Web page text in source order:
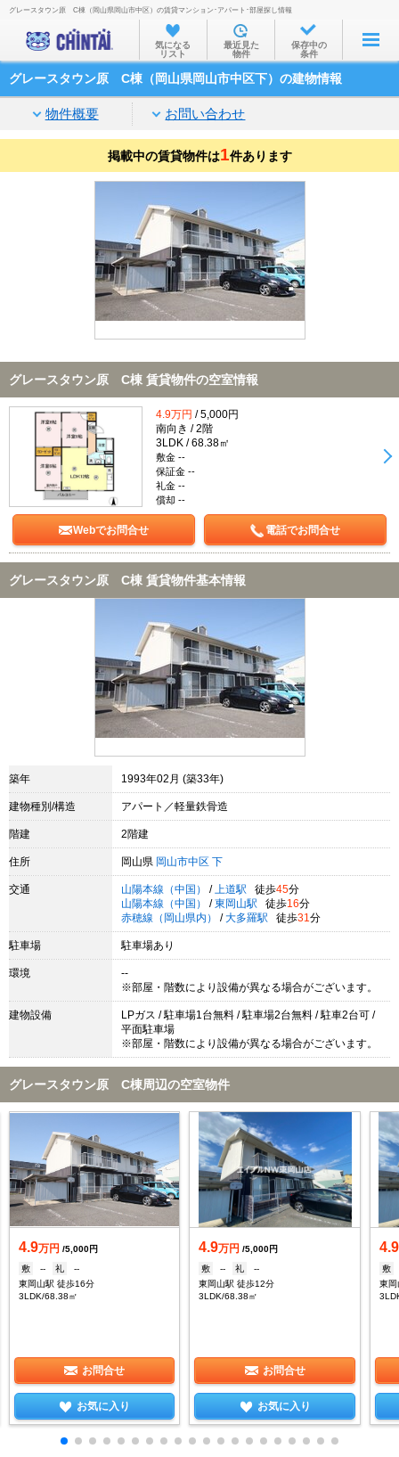
お部屋を探す
沿線・駅から
家賃相場から
通勤通学時間から
不動産会社から
TOP
グレースタウン原 C棟（岡山県岡山市中区）の賃貸マンション･アパート･部屋探し情報
気になる
リスト
最近見た
物件
保存中の
条件
グレースタウン原 C棟（岡山県岡山市中区下）の建物情報
物件概要 お問い合わせ
掲載中の賃貸物件は1件あります
グレースタウン原 C棟 賃貸物件の空室情報
4.9万円 / 5,000円
南向き / 2階
3LDK / 68.38㎡
敷金 --
保証金 --
礼金 --
償却 --
Webでお問合せ 電話でお問合せ
グレースタウン原 C棟 賃貸物件基本情報
築年 1993年02月 (築33年)
建物種別/構造 アパート／軽量鉄骨造
階建 2階建
住所 岡山県 岡山市中区 下
交通 山陽本線（中国） / 上道駅 徒歩45分
山陽本線（中国）
/ 東岡山駅 徒歩16分
赤穂線（岡山県内）
/ 大多羅駅 徒歩31 分
駐車場 駐車場あり
環境
--
※部屋・階数により設備が異なる場合がございます。
建物設備
LPガス / 駐車場1台無料 / 駐車場2台無料 / 駐車2台可 /
平面駐車場
※部屋・階数により設備が異なる場合がございます。
グレースタウン原 C棟周辺の空室物件
4.9万円 /5,000円
敷
-- 礼
--
東岡山駅 徒歩16分
3LDK/68.38㎡
お問合せ
お気に入り
4.9万円 /5,000円
敷
-- 礼
--
東岡山駅 徒歩12分
3LDK/68.38㎡
お問合せ
お気に入り
4.9
敷
東